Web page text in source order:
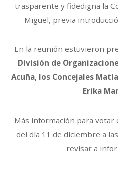
trasparente y fidedigna la
Miguel, previa
En la reunión estuvieron
División de
Acuña, los Concejales
Erika
Más información para
del día 11 de diciembre a
revisar a